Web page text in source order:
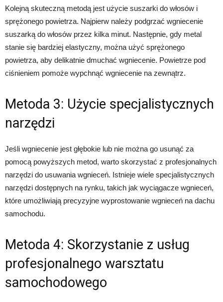
Kolejną skuteczną metodą jest użycie suszarki do włosów i
sprężonego powietrza. Najpierw należy podgrzać wgniecenie
suszarką do włosów przez kilka minut. Następnie, gdy metal
stanie się bardziej elastyczny, można użyć sprężonego
powietrza, aby delikatnie dmuchać wgniecenie. Powietrze pod
ciśnieniem pomoże wypchnąć wgniecenie na zewnątrz.
Metoda 3: Użycie specjalistycznych
narzędzi
Jeśli wgniecenie jest głębokie lub nie można go usunąć za
pomocą powyższych metod, warto skorzystać z profesjonalnych
narzędzi do usuwania wgnieceń. Istnieje wiele specjalistycznych
narzędzi dostępnych na rynku, takich jak wyciągacze wgnieceń,
które umożliwiają precyzyjne wyprostowanie wgnieceń na dachu
samochodu.
Metoda 4: Skorzystanie z usług
profesjonalnego warsztatu
samochodowego